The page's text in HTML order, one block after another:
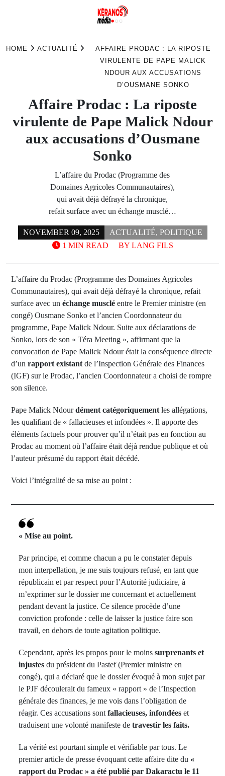
HOME ACTUALITÉ
AFFAIRE PRODAC : LA RIPOSTE
VIRULENTE DE PAPE MALICK
NDOUR AUX ACCUSATIONS
D’OUSMANE SONKO
Affaire Prodac : La riposte
virulente de Pape Malick Ndour
aux accusations d’Ousmane
Sonko
L’affaire du Prodac (Programme des
Domaines Agricoles Communautaires),
qui avait déjà défrayé la chronique,
refait surface avec un échange musclé…
NOVEMBER 09, 2025 ACTUALITÉ, POLITIQUE
BY LANG FILS
1 MIN READ
L’affaire du Prodac (Programme des Domaines Agricoles
Communautaires), qui avait déjà défrayé la chronique, refait
surface avec un échange musclé entre le Premier ministre (en
congé) Ousmane Sonko et l’ancien Coordonnateur du
programme, Pape Malick Ndour. Suite aux déclarations de
Sonko, lors de son « Téra Meeting », affirmant que la
convocation de Pape Malick Ndour était la conséquence directe
d’un rapport existant de l’Inspection Générale des Finances
(IGF) sur le Prodac, l’ancien Coordonnateur a choisi de rompre
son silence.
Pape Malick Ndourdément catégoriquement les allégations,
les qualifiant de « fallacieuses et infondées ». Il apporte des
éléments factuels pour prouver qu’il n’était pas en fonction au
Prodac au moment où l’affaire était déjà rendue publique et où
l’auteur présumé du rapport était décédé.
Voici l’intégralité de sa mise au point :
« Mise au point.
Par principe, et comme chacun a pu le constater depuis
mon interpellation, je me suis toujours refusé, en tant que
républicain et par respect pour l’Autorité judiciaire, à
m’exprimer sur le dossier me concernant et actuellement
pendant devant la justice. Ce silence procède d’une
conviction profonde : celle de laisser la justice faire son
travail, en dehors de toute agitation politique.
Cependant, après les propos pour le moins surprenants et
injustes du président du Pastef (Premier ministre en
congé), qui a déclaré que le dossier évoqué à mon sujet par
le PJF découlerait du fameux « rapport » de l’Inspection
générale des finances, je me vois dans l’obligation de
réagir. Ces accusations sont fallacieuses, infondées et
traduisent une volonté manifeste de travestir les faits.
La vérité est pourtant simple et vérifiable par tous. Le
premier article de presse évoquant cette affaire dite du «
rapport du Prodac » a été publié par Dakaractu le 11